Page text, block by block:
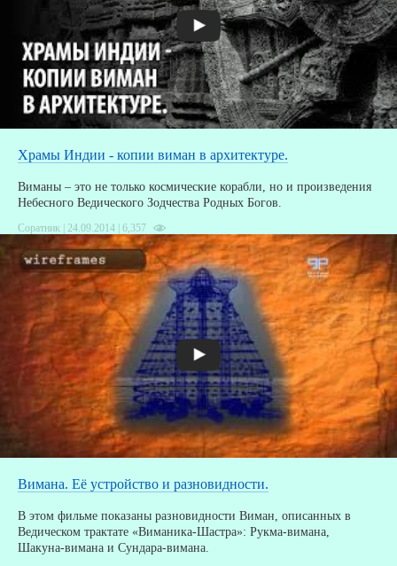
Храмы Индии - копии виман в архитектуре.
Виманы – это не только космические корабли, но и произведения
Небесного Ведического Зодчества Родных Богов.
Соратник | 24.09.2014 | 6,357
Вимана. Её устройство и разновидности.
В этом фильме показаны разновидности Виман, описанных в
Ведическом трактате «Виманика-Шастра»: Рукма-вимана,
Шакуна-вимана и Сундара-вимана.